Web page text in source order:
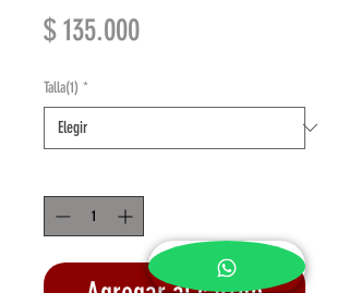
$ 135.000Precio
Talla(1) *